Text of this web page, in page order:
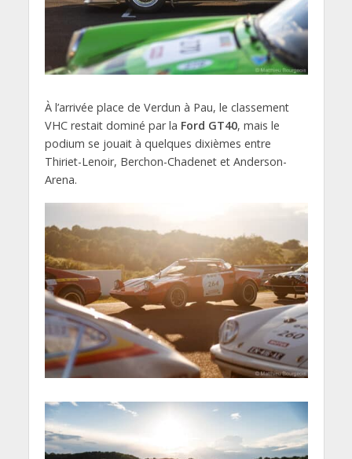
À l’arrivée place de Verdun à Pau, le classement
VHC restait dominé par la Ford GT40, mais le
podium se jouait à quelques dixièmes entre
Thiriet-Lenoir, Berchon-Chadenet et Anderson-
Arena.